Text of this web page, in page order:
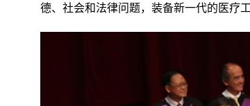
德、社会和法律问题，装备新一代的医疗